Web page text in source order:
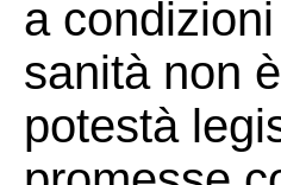
a
sanità non
potestà